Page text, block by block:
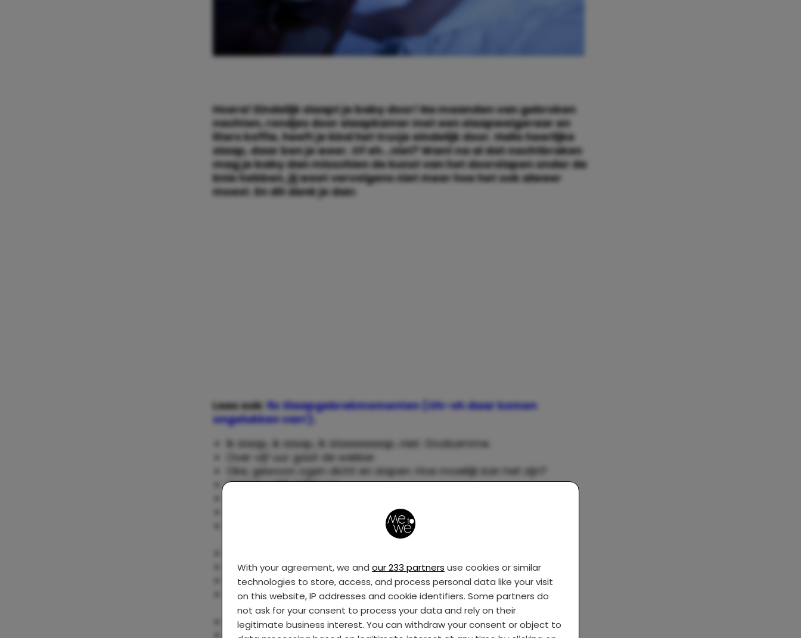
With your agreement, we and our 233 partners use cookies or similar
technologies to store, access, and process personal data like your visit
on this website, IP addresses and cookie identifiers. Some partners do
not ask for your consent to process your data and rely on their
legitimate business interest. You can withdraw your consent or object to
Hoera! Eindelijk slaapt je baby door! Na maanden van gebroken
nachten, rondjes door slaapkamer met een slaapweigeraar en
liters koffie, heeft je kind het trucje eindelijk door. Hallo heerlijke
slaap, daar ben je weer. Of eh…niet? Want na al dat nachtbraken
mag je baby dan misschien de kunst van het doorslapen onder de
knie hebben, jij weet vervolgens niet meer hoe het ook alweer
moest. En dit denk je dan:
Lees ook: 9x Slaapgebrekmomenten (Oh-oh daar komen
ongelukken van!)
Ik slaap, ik slaap, ik slaaaaaaap…niet. Godsamme.
Over vijf uur gaat de wekker.
Oke, gewoon ogen dicht en slapen. Hoe moeilijk kan het zijn?
Heel moeilijk blijkbaar.
Is het een spin? Oh god, het is een spin!
Ik heb weleens gehoord dat iedereen ’s nachts ongemerkt drie
Híj wel.
Ik ga maar schaapjes tellen.
Eén schaap, twee schapen, drie schapen…hoezo schapen
trouwens? Waarom geen kikkers? Of konijnen?
Over vier uur gaat de wekker.